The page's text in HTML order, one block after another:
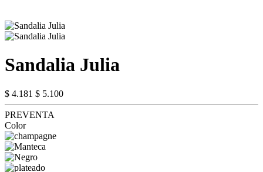
Sandalia Julia
$ 4.181 $ 5.100
PREVENTA
Color